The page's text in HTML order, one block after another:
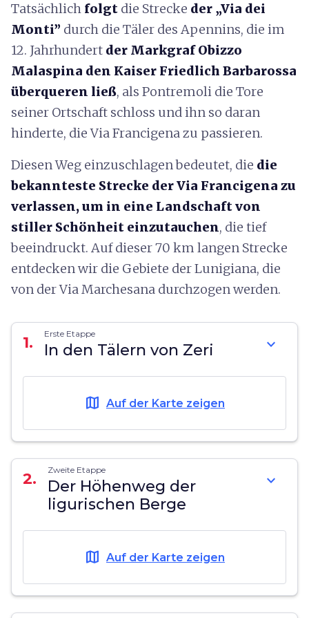
Tatsächlich folgt die Strecke der „Via dei
Monti” durch die Täler des Apennins, die im
12. Jahrhundert der Markgraf Obizzo
Malaspina den Kaiser Friedlich Barbarossa
überqueren ließ, als Pontremoli die Tore
seiner Ortschaft schloss und ihn so daran
hinderte, die Via Francigena zu passieren.
Diesen Weg einzuschlagen bedeutet, die die
bekannteste Strecke der Via Francigena zu
verlassen, um in eine Landschaft von
stiller Schönheit einzutauchen, die tief
beeindruckt. Auf dieser 70 km langen Strecke
entdecken wir die Gebiete der Lunigiana, die
von der Via Marchesana durchzogen werden.
1. Erste Etappe
In den Tälern von Zeri expand_more
map Auf der Karte zeigen
2. Zweite Etappe
Der Höhenweg der
ligurischen Berge
expand_more
map Auf der Karte zeigen